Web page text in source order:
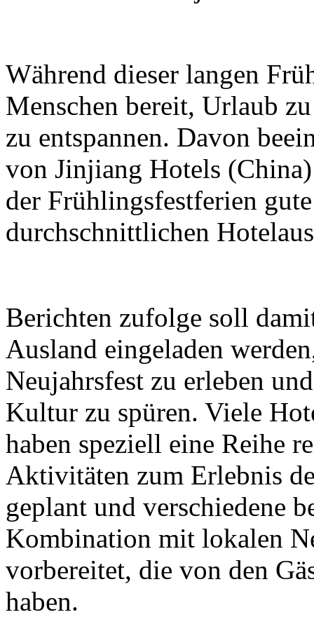
Während dieser langen
Menschen bereit, Urlaub
zu entspannen. Davon
von Jinjiang Hotels
der Frühlingsfestferien
durchschnittlichen
Berichten zufolge soll
Ausland eingeladen
Neujahrsfest zu erleben
Kultur zu spüren. Viele
haben speziell eine Reihe
Aktivitäten zum Erlebnis
geplant und verschiedene
Kombination mit lokalen
vorbereitet, die von den
haben.